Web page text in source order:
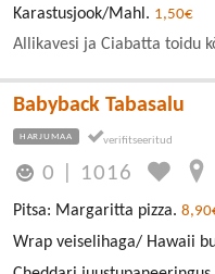
Karastusjook/Mahl. 1,50€
Allikavesi ja Ciabatta toidu
Babyback Tabasalu
HARJUMAA
0 1016
Pitsa: Margaritta pizza.
Wrap veiselihaga/ Hawaii